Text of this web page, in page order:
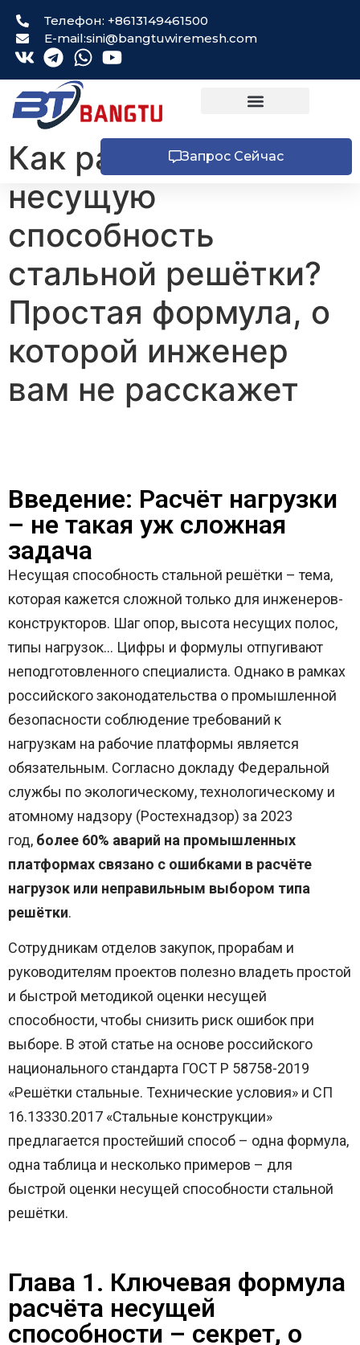
Телефон: +8613149461500
E-mail:sini@bangtuwiremesh.com
Запрос Сейчас
Как рассчитать
несущую
способность
стальной решётки?
Простая формула, о
которой инженер
вам не расскажет
Введение: Расчёт нагрузки
– не такая уж сложная
задача
Несущая способность стальной решётки – тема,
которая кажется сложной только для инженеров-
конструкторов. Шаг опор, высота несущих полос,
типы нагрузок… Цифры и формулы отпугивают
неподготовленного специалиста. Однако в рамках
российского законодательства о промышленной
безопасности соблюдение требований к
нагрузкам на рабочие платформы является
обязательным. Согласно докладу Федеральной
службы по экологическому, технологическому и
атомному надзору (Ростехнадзор) за 2023
год, более 60% аварий на промышленных
платформах связано с ошибками в расчёте
нагрузок или неправильным выбором типа
решётки.
Сотрудникам отделов закупок, прорабам и
руководителям проектов полезно владеть простой
и быстрой методикой оценки несущей
способности, чтобы снизить риск ошибок при
выборе. В этой статье на основе российского
национального стандарта ГОСТ Р 58758-2019
«Решётки стальные. Технические условия» и СП
16.13330.2017 «Стальные конструкции»
предлагается простейший способ – одна формула,
одна таблица и несколько примеров – для
быстрой оценки несущей способности стальной
решётки.
Глава 1. Ключевая формула
расчёта несущей
способности – секрет, о